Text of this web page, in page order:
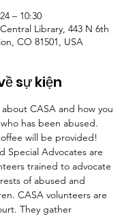
– 10:30
Library, 443 N 6th
CO 81501, USA
sự kiện
CASA and how you
has been abused.
will be provided!
Special Advocates are
trained to advocate
of abused and
CASA volunteers are
They gather